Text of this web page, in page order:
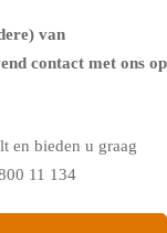
van
contact met ons op
en bieden u graag
11 134